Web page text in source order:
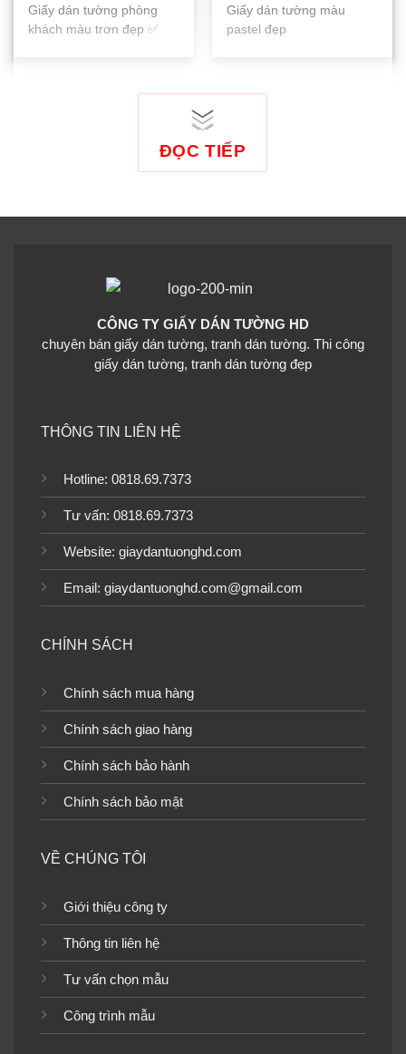
Giấy dán tường phòng
khách màu trơn đẹp ✅
Giấy dán tường màu
pastel đẹp
ĐỌC TIẾP
CÔNG TY GIẤY DÁN TƯỜNG HD
chuyên bán giấy dán tường, tranh dán tường. Thi công
giấy dán tường, tranh dán tường đẹp
THÔNG TIN LIÊN HỆ
Hotline: 0818.69.7373
Tư vấn: 0818.69.7373
Website: giaydantuonghd.com
Email: giaydantuonghd.com@gmail.com
CHÍNH SÁCH
Chính sách mua hàng
Chính sách giao hàng
Chính sách bảo hành
Chính sách bảo mật
VỀ CHÚNG TÔI
Giới thiệu công ty
Thông tin liên hệ
Tư vấn chọn mẫu
Công trình mẫu